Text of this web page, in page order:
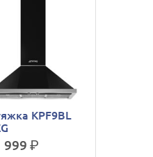
KPF9BL
999 р.